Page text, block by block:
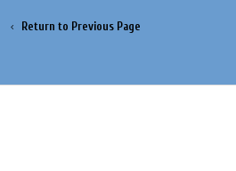
Return to Previous Page